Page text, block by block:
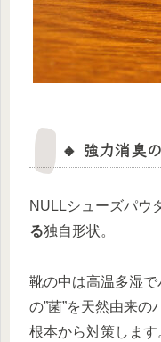
🔸 強力消臭
NULLシューズパウ
る独自形状。
靴の中は高温多湿
の”菌”を天然由来
根本から対策します